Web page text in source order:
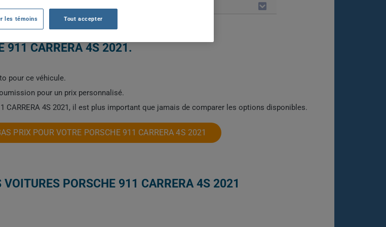
911 CARRERA 4S 2021.
pour ce véhicule.
pour un prix personnalisé.
CARRERA 4S 2021, il est plus important que jamais de comparer les options disponibles.
PRIX POUR VOTRE PORSCHE 911 CARRERA 4S 2021
PORSCHE 911 CARRERA 4S 2021
les témoins Tout accepter